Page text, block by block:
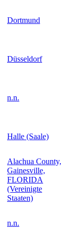
Dortmund
Düsseldorf
n.n.
Halle (Saale)
Alachua County,
Gainesville,
FLORIDA
(Vereinigte
Staaten)
n.n.